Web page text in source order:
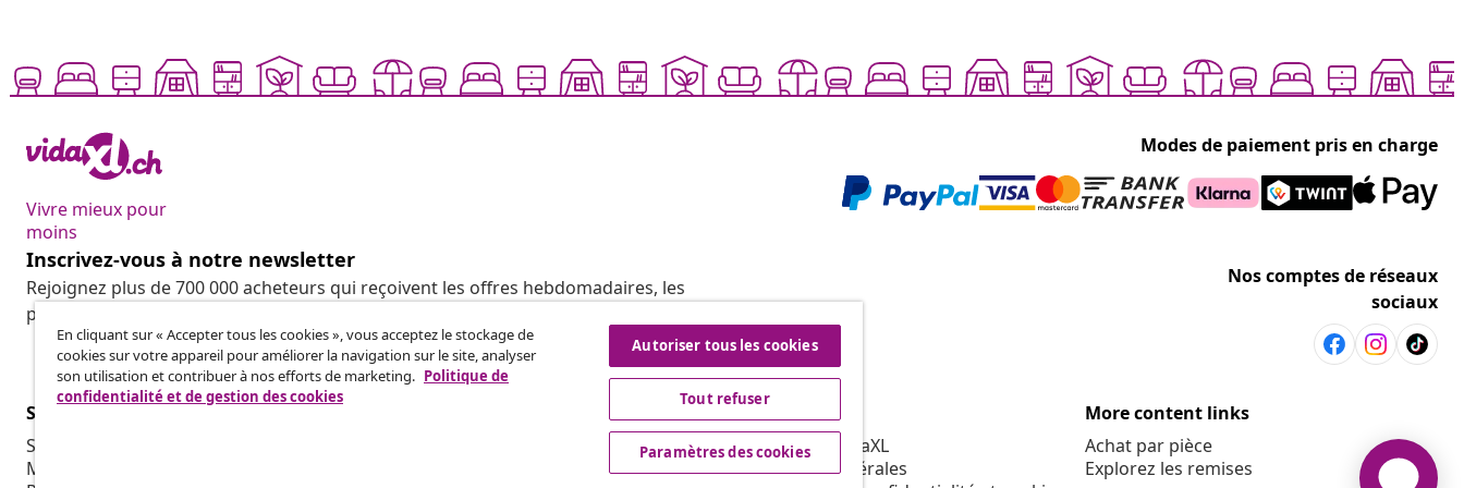
Vivre mieux pour
moins
Modes de paiement pris en charge
Inscrivez-vous à notre newsletter
Rejoignez plus de 700 000 acheteurs qui reçoivent les offres hebdomadaires, les
promotions saisonnières et les nouveautés de vidaXL.
Nos comptes de réseaux
sociaux
Service Clients
Suivez votre commande
Mon compte
vidaXL
À propos de vidaXL
Conditions générales
More content links
Achat par pièce
Explorez les remises
En cliquant sur « Accepter tous les cookies », vous acceptez le stockage de
cookies sur votre appareil pour améliorer la navigation sur le site, analyser
son utilisation et contribuer à nos efforts de marketing. Politique de
confidentialité et de gestion des cookies
Autoriser tous les cookies
Tout refuser
Paramètres des cookies